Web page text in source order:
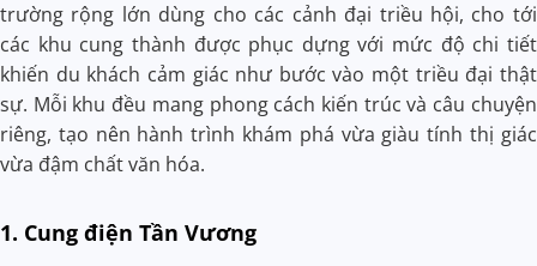
trường rộng lớn dùng cho các cảnh đại triều hội, cho tới
các khu cung thành được phục dựng với mức độ chi tiết
khiến du khách cảm giác như bước vào một triều đại thật
sự. Mỗi khu đều mang phong cách kiến trúc và câu chuyện
riêng, tạo nên hành trình khám phá vừa giàu tính thị giác
vừa đậm chất văn hóa.
1. Cung điện Tần Vương